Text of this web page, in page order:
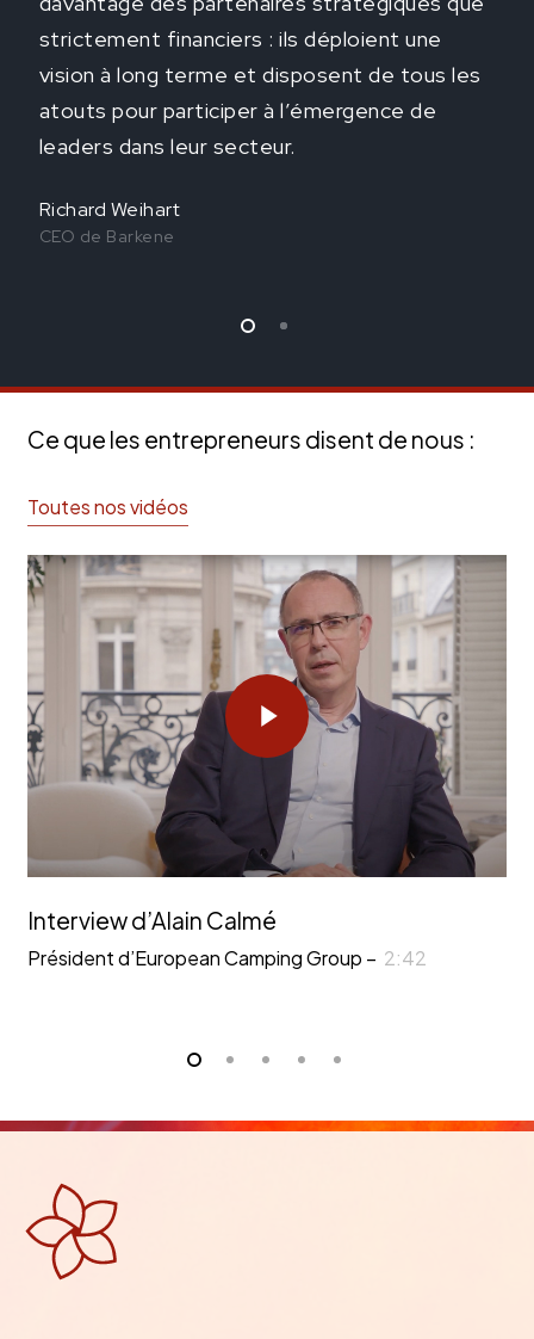
strictement financiers : ils déploient une
vision à long terme et disposent de tous les
atouts pour participer à l’émergence de
leaders dans leur secteur.
Richard Weihart
CEO de Barkene
Ce que les entrepreneurs disent de nous :
Toutes nos vidéos
Play Video
Interview d’Alain Calmé
Président d’European Camping Group – 2:42